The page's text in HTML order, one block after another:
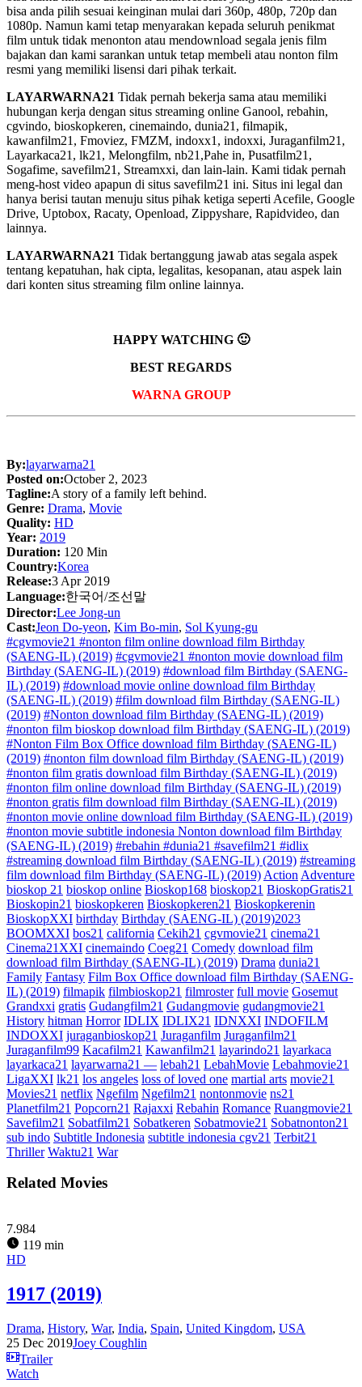
bisa anda pilih sesuai keinginan mulai dari 360p, 480p, 720p dan
1080p. Namun kami tetap menyarakan kepada seluruh penikmat
film untuk tidak menonton atau mendownload segala jenis film
bajakan dan kami sarankan untuk tetap membeli atau nonton film
resmi yang memiliki lisensi dari pihak terkait.
LAYARWARNA21 Tidak pernah bekerja sama atau memiliki
hubungan kerja dengan situs streaming online Ganool, rebahin,
cgvindo, bioskopkeren, cinemaindo, dunia21, filmapik,
kawanfilm21, Fmoviez, FMZM, indoxx1, indoxxi, Juraganfilm21,
Layarkaca21, lk21, Melongfilm, nb21,Pahe in, Pusatfilm21,
Sogafime, savefilm21, Streamxxi, dan lain-lain. Kami tidak pernah
meng-host video apapun di situs savefilm21 ini. Situs ini legal dan
hanya berisi tautan menuju situs pihak ketiga seperti Acefile, Google
Drive, Uptobox, Racaty, Openload, Zippyshare, Rapidvideo, dan
lainnya.
LAYARWARNA21 Tidak bertanggung jawab atas segala aspek
tentang kepatuhan, hak cipta, legalitas, kesopanan, atau aspek lain
dari konten situs streaming film online lainnya.
HAPPY WATCHING 🙂
BEST REGARDS
WARNA GROUP
By:layarwarna21
Posted on:October 2, 2023
Tagline:A story of a family left behind.
Genre: Drama, Movie
Quality: HD
Year: 2019
Duration: 120 Min
Country:Korea
Release:3 Apr 2019
Language:한국어/조선말
Director:Lee Jong-un
Cast:Jeon Do-yeon, Kim Bo-min, Sol Kyung-gu
#cgvmovie21 #nonton film online download film Birthday
(SAENG-IL) (2019) #cgvmovie21 #nonton movie download film
Birthday (SAENG-IL) (2019) #download film Birthday (SAENG-
IL) (2019) #download movie online download film Birthday
(SAENG-IL) (2019) #film download film Birthday (SAENG-IL)
(2019) #Nonton download film Birthday (SAENG-IL) (2019)
#nonton film bioskop download film Birthday (SAENG-IL) (2019)
#Nonton Film Box Office download film Birthday (SAENG-IL)
(2019) #nonton film download film Birthday (SAENG-IL) (2019)
#nonton film gratis download film Birthday (SAENG-IL) (2019)
#nonton film online download film Birthday (SAENG-IL) (2019)
#nonton gratis film download film Birthday (SAENG-IL) (2019)
#nonton movie online download film Birthday (SAENG-IL) (2019)
#nonton movie subtitle indonesia Nonton download film Birthday
(SAENG-IL) (2019) #rebahin #dunia21 #savefilm21 #idlix
#streaming download film Birthday (SAENG-IL) (2019) #streaming
film download film Birthday (SAENG-IL) (2019) Action Adventure
bioskop 21 bioskop online Bioskop168 bioskop21 BioskopGratis21
Bioskopin21 bioskopkeren Bioskopkeren21 Bioskopkerenin
BioskopXXI birthday Birthday (SAENG-IL) (2019)2023
BOOMXXI bos21 california Cekih21 cgvmovie21 cinema21
Cinema21XXI cinemaindo Coeg21 Comedy download film
download film Birthday (SAENG-IL) (2019) Drama dunia21
Family Fantasy Film Box Office download film Birthday (SAENG-
IL) (2019) filmapik filmbioskop21 filmroster full movie Gosemut
Grandxxi gratis Gudangfilm21 Gudangmovie gudangmovie21
History hitman Horror IDLIX IDLIX21 IDNXXI INDOFILM
INDOXXI juraganbioskop21 Juraganfilm Juraganfilm21
Juraganfilm99 Kacafilm21 Kawanfilm21 layarindo21 layarkaca
layarkaca21 layarwarna21 — lebah21 LebahMovie Lebahmovie21
LigaXXI lk21 los angeles loss of loved one martial arts movie21
Movies21 netflix Ngefilm Ngefilm21 nontonmovie ns21
Planetfilm21 Popcorn21 Rajaxxi Rebahin Romance Ruangmovie21
Savefilm21 Sobatfilm21 Sobatkeren Sobatmovie21 Sobatnonton21
sub indo Subtitle Indonesia subtitle indonesia cgv21 Terbit21
Thriller Waktu21 War
Related Movies
7.984
119 min
HD
1917 (2019)
Drama, History, War, India, Spain, United Kingdom, USA
25 Dec 2019Joey Coughlin
Trailer
Watch